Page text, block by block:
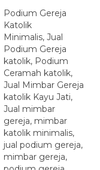
Podium Gereja
Katolik
Minimalis, Jual
Podium Gereja
katolik, Podium
Ceramah katolik,
Jual Mimbar Gereja
katolik Kayu Jati,
Jual mimbar
gereja, mimbar
katolik minimalis,
jual podium gereja,
mimbar gereja,